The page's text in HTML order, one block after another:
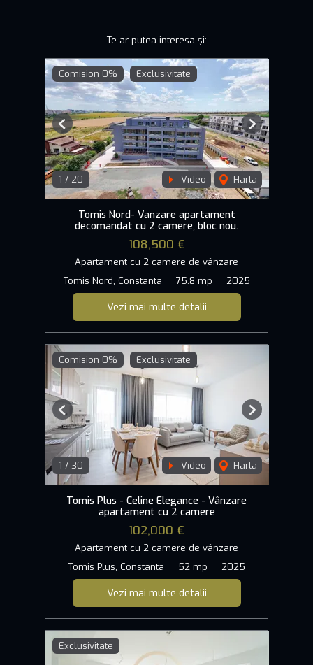
Te-ar putea interesa și:
Comision 0% Exclusivitate
1 / 20 Video Harta
Previous Next
Tomis Nord- Vanzare apartament
decomandat cu 2 camere, bloc nou.
108,500 €
Apartament cu 2 camere de vânzare
Tomis Nord, Constanta
75.8 mp 2025
Vezi mai multe detalii
Comision 0% Exclusivitate
1 / 30 Video Harta
Previous Next
Tomis Plus - Celine Elegance - Vânzare
apartament cu 2 camere
102,000 €
Apartament cu 2 camere de vânzare
Tomis Plus, Constanta
52 mp 2025
Vezi mai multe detalii
Exclusivitate